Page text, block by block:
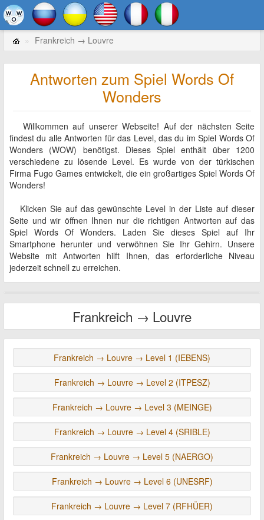
Frankreich → Louvre
Antworten zum Spiel Words Of
Wonders
Willkommen auf unserer Webseite! Auf der nächsten Seite
findest du alle Antworten für das Level, das du im Spiel Words Of
Wonders (WOW) benötigst. Dieses Spiel enthält über 1200
verschiedene zu lösende Level. Es wurde von der türkischen
Firma Fugo Games entwickelt, die ein großartiges Spiel Words Of
Wonders!
Klicken Sie auf das gewünschte Level in der Liste auf dieser
Seite und wir öffnen Ihnen nur die richtigen Antworten auf das
Spiel Words Of Wonders. Laden Sie dieses Spiel auf Ihr
Smartphone herunter und verwöhnen Sie Ihr Gehirn. Unsere
Website mit Antworten hilft Ihnen, das erforderliche Niveau
jederzeit schnell zu erreichen.
Frankreich → Louvre
Frankreich → Louvre → Level 1 (IEBENS)
Frankreich → Louvre → Level 2 (ITPESZ)
Frankreich → Louvre → Level 3 (MEINGE)
Frankreich → Louvre → Level 4 (SRIBLE)
Frankreich → Louvre → Level 5 (NAERGO)
Frankreich → Louvre → Level 6 (UNESRF)
Frankreich → Louvre → Level 7 (RFHÜER)